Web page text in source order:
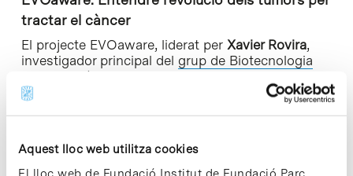
Aquest lloc web utilitza cookies
tractar el càncer
El projecte EVOaware, liderat perXavier Rovira,
investigador principal del grup de Biotecnologia
, té com a objectiu desenvolupar una
plataforma innovadora per abordar un dels
principals reptes en el tractament del càncer, la